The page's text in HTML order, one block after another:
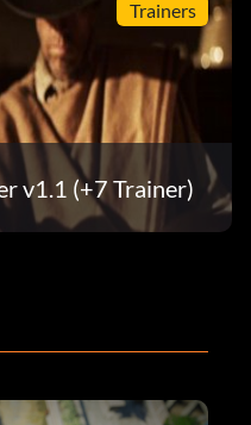
Trainers
v1.1 (+7 Trainer)